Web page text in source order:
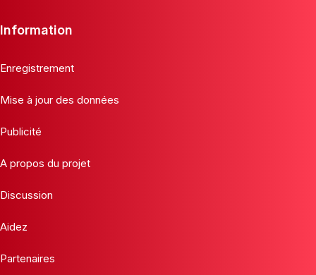
Information
Enregistrement
Mise à jour des données
Publicité
A propos du projet
Discussion
Aidez
Partenaires